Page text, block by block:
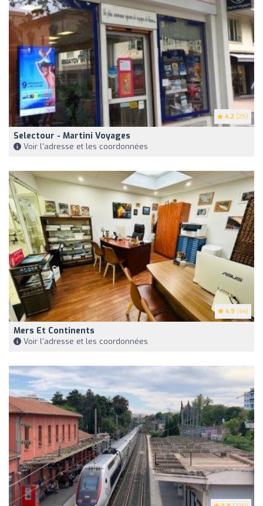
4.2 (25)
Selectour - Martini Voyages
Voir l'adresse et les coordonnées
4.9 (44)
Mers Et Continents
Voir l'adresse et les coordonnées